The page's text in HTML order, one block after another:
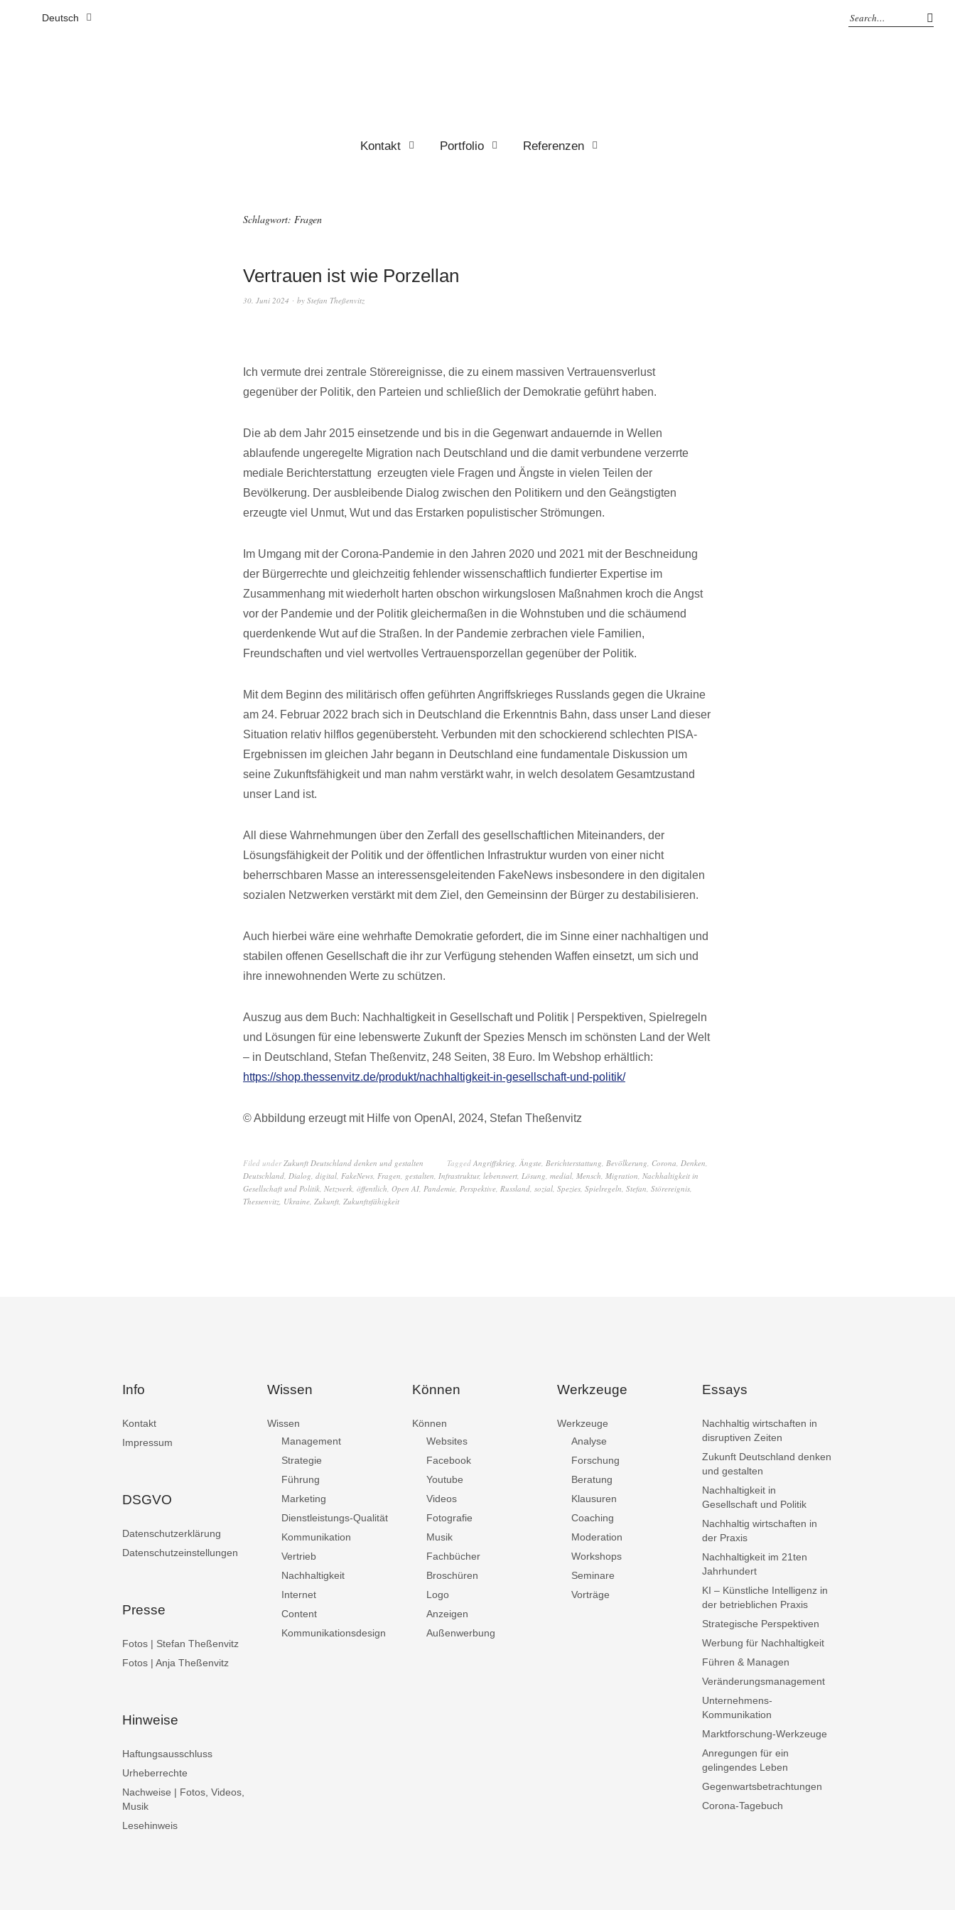
Deutsch
Kontakt Portfolio Referenzen
Schlagwort: Fragen
Vertrauen ist wie Porzellan
30. Juni 2024 by Stefan Theßenvitz
Ich vermute drei zentrale Störereignisse, die zu einem massiven Vertrauensverlust
gegenüber der Politik, den Parteien und schließlich der Demokratie geführt haben.
Die ab dem Jahr 2015 einsetzende und bis in die Gegenwart andauernde in Wellen
ablaufende ungeregelte Migration nach Deutschland und die damit verbundene verzerrte
mediale Berichterstattung erzeugten viele Fragen und Ängste in vielen Teilen der
Bevölkerung. Der ausbleibende Dialog zwischen den Politikern und den Geängstigten
erzeugte viel Unmut, Wut und das Erstarken populistischer Strömungen.
Im Umgang mit der Corona-Pandemie in den Jahren 2020 und 2021 mit der Beschneidung
der Bürgerrechte und gleichzeitig fehlender wissenschaftlich fundierter Expertise im
Zusammenhang mit wiederholt harten obschon wirkungslosen Maßnahmen kroch die Angst
vor der Pandemie und der Politik gleichermaßen in die Wohnstuben und die schäumend
querdenkende Wut auf die Straßen. In der Pandemie zerbrachen viele Familien,
Freundschaften und viel wertvolles Vertrauensporzellan gegenüber der Politik.
Mit dem Beginn des militärisch offen geführten Angriffskrieges Russlands gegen die Ukraine
am 24. Februar 2022 brach sich in Deutschland die Erkenntnis Bahn, dass unser Land dieser
Situation relativ hilflos gegenübersteht. Verbunden mit den schockierend schlechten PISA-
Ergebnissen im gleichen Jahr begann in Deutschland eine fundamentale Diskussion um
seine Zukunftsfähigkeit und man nahm verstärkt wahr, in welch desolatem Gesamtzustand
unser Land ist.
All diese Wahrnehmungen über den Zerfall des gesellschaftlichen Miteinanders, der
Lösungsfähigkeit der Politik und der öffentlichen Infrastruktur wurden von einer nicht
beherrschbaren Masse an interessensgeleitenden FakeNews insbesondere in den digitalen
sozialen Netzwerken verstärkt mit dem Ziel, den Gemeinsinn der Bürger zu destabilisieren.
Auch hierbei wäre eine wehrhafte Demokratie gefordert, die im Sinne einer nachhaltigen und
stabilen offenen Gesellschaft die ihr zur Verfügung stehenden Waffen einsetzt, um sich und
ihre innewohnenden Werte zu schützen.
Auszug aus dem Buch: Nachhaltigkeit in Gesellschaft und Politik | Perspektiven, Spielregeln
und Lösungen für eine lebenswerte Zukunft der Spezies Mensch im schönsten Land der Welt
– in Deutschland, Stefan Theßenvitz, 248 Seiten, 38 Euro. Im Webshop erhältlich:
https://shop.thessenvitz.de/produkt/nachhaltigkeit-in-gesellschaft-und-politik/
© Abbildung erzeugt mit Hilfe von OpenAI, 2024, Stefan Theßenvitz
Filed underZukunft Deutschland denken und gestalten Tagged Angriffskrieg, Ängste, Berichterstattung, Bevölkerung, Corona, Denken,
Deutschland, Dialog, digital, FakeNews, Fragen, gestalten, Infrastruktur, lebenswert, Lösung, medial, Mensch, Migration, Nachhaltigkeit in
Gesellschaft und Politik, Netzwerk, öffentlich, Open AI, Pandemie, Perspektive, Russland, sozial, Spezies, Spielregeln, Stefan, Störereignis,
Thessenvitz, Ukraine, Zukunft, Zukunftsfähigkeit
Info
Kontakt
Impressum
DSGVO
Datenschutzerklärung
Datenschutzeinstellungen
Presse
Fotos | Stefan Theßenvitz
Fotos | Anja Theßenvitz
Hinweise
Haftungsausschluss
Urheberrechte
Nachweise | Fotos, Videos,
Musik
Lesehinweis
Wissen
Wissen
Management
Strategie
Führung
Marketing
Dienstleistungs-Qualität
Kommunikation
Vertrieb
Nachhaltigkeit
Internet
Content
Kommunikationsdesign
Können
Können
Websites
Facebook
Youtube
Videos
Fotografie
Musik
Fachbücher
Broschüren
Logo
Anzeigen
Außenwerbung
Werkzeuge
Werkzeuge
Analyse
Forschung
Beratung
Klausuren
Coaching
Moderation
Workshops
Seminare
Vorträge
Essays
Nachhaltig wirtschaften in
disruptiven Zeiten
Zukunft Deutschland denken
und gestalten
Nachhaltigkeit in
Gesellschaft und Politik
Nachhaltig wirtschaften in
der Praxis
Nachhaltigkeit im 21ten
Jahrhundert
KI – Künstliche Intelligenz in
der betrieblichen Praxis
Strategische Perspektiven
Werbung für Nachhaltigkeit
Führen & Managen
Veränderungsmanagement
Unternehmens-
Kommunikation
Marktforschung-Werkzeuge
Anregungen für ein
gelingendes Leben
Gegenwartsbetrachtungen
Corona-Tagebuch